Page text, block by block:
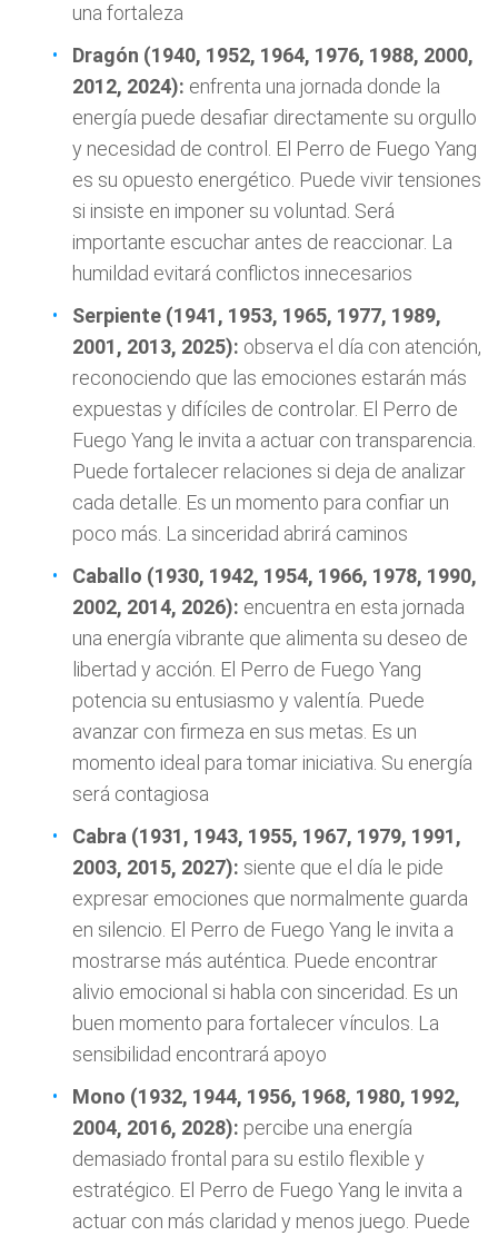
una fortaleza
Dragón (1940, 1952, 1964, 1976, 1988, 2000,
2012, 2024): enfrenta una jornada donde la
energía puede desafiar directamente su orgullo
y necesidad de control. El Perro de Fuego Yang
es su opuesto energético. Puede vivir tensiones
si insiste en imponer su voluntad. Será
importante escuchar antes de reaccionar. La
humildad evitará conflictos innecesarios
Serpiente (1941, 1953, 1965, 1977, 1989,
2001, 2013, 2025): observa el día con atención,
reconociendo que las emociones estarán más
expuestas y difíciles de controlar. El Perro de
Fuego Yang le invita a actuar con transparencia.
Puede fortalecer relaciones si deja de analizar
cada detalle. Es un momento para confiar un
poco más. La sinceridad abrirá caminos
Caballo (1930, 1942, 1954, 1966, 1978, 1990,
2002, 2014, 2026): encuentra en esta jornada
una energía vibrante que alimenta su deseo de
libertad y acción. El Perro de Fuego Yang
potencia su entusiasmo y valentía. Puede
avanzar con firmeza en sus metas. Es un
momento ideal para tomar iniciativa. Su energía
será contagiosa
Cabra (1931, 1943, 1955, 1967, 1979, 1991,
2003, 2015, 2027): siente que el día le pide
expresar emociones que normalmente guarda
en silencio. El Perro de Fuego Yang le invita a
mostrarse más auténtica. Puede encontrar
alivio emocional si habla con sinceridad. Es un
buen momento para fortalecer vínculos. La
sensibilidad encontrará apoyo
Mono (1932, 1944, 1956, 1968, 1980, 1992,
2004, 2016, 2028): percibe una energía
demasiado frontal para su estilo flexible y
estratégico. El Perro de Fuego Yang le invita a
actuar con más claridad y menos juego. Puede